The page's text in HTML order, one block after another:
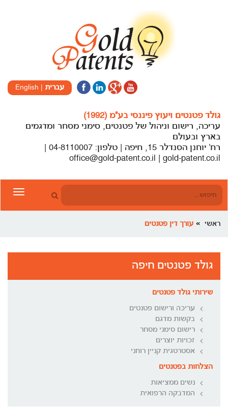
עברית English
גולד פטנטים ויעוץ פיננסי בע”מ (1992)
עריכה, רישום וניהול של פטנטים, סימני מסחר ומדגמים
בארץ ובעולם
office@gold-patent.co.il | gold-patent.co.il
ראשי עורך דין פטנטים
גולד פטנטים חיפה
שירותי גולד פטנטים
עריכה ורישום פטנטים
בקשות מדגם
רישום סימני מסחר
זכויות יוצרים
אסטרטגית קניין רוחני
הצלחות בפטנטים
נשים ממציאות
המדבקה הרפואית